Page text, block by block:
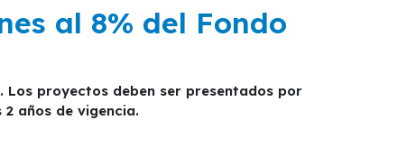
al 8% del Fondo
años de vigencia.